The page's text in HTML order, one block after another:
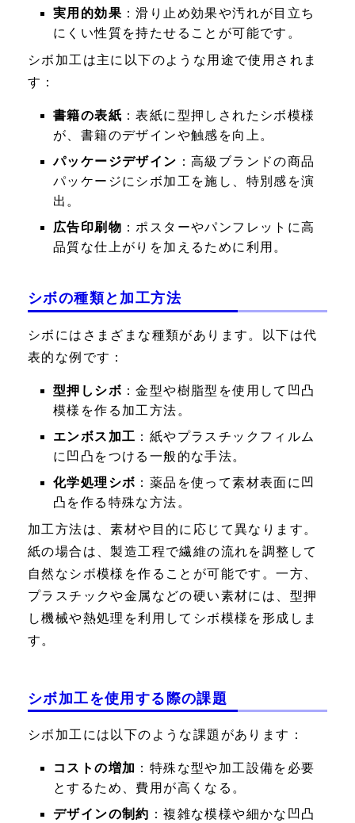
実用的効果 ：滑り止め効果や汚れが目立ち
にくい性質を持たせることが可能です。
シボ加工は主に以下のような用途で使用されま
す：
書籍の表紙 ：表紙に型押しされたシボ模様
が、書籍のデザインや触感を向上。
パッケージデザイン ：高級ブランドの商品
パッケージにシボ加工を施し、特別感を演
出。
広告印刷物 ：ポスターやパンフレットに高
品質な仕上がりを加えるために利用。
シボの種類と加工方法
シボにはさまざまな種類があります。以下は代
表的な例です：
型押しシボ ：金型や樹脂型を使用して凹凸
模様を作る加工方法。
エンボス加工 ：紙やプラスチックフィルム
に凹凸をつける一般的な手法。
化学処理シボ ：薬品を使って素材表面に凹
凸を作る特殊な方法。
加工方法は、素材や目的に応じて異なります。
紙の場合は、製造工程で繊維の流れを調整して
自然なシボ模様を作ることが可能です。一方、
プラスチックや金属などの硬い素材には、型押
し機械や熱処理を利用してシボ模様を形成しま
す。
シボ加工を使用する際の課題
シボ加工には以下のような課題があります：
コストの増加 ：特殊な型や加工設備を必要
とするため、費用が高くなる。
デザインの制約 ：複雑な模様や細かな凹凸